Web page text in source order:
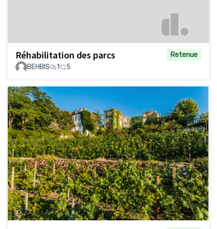
Réhabilitation des parcs
Retenue
BEHBIS
1 5